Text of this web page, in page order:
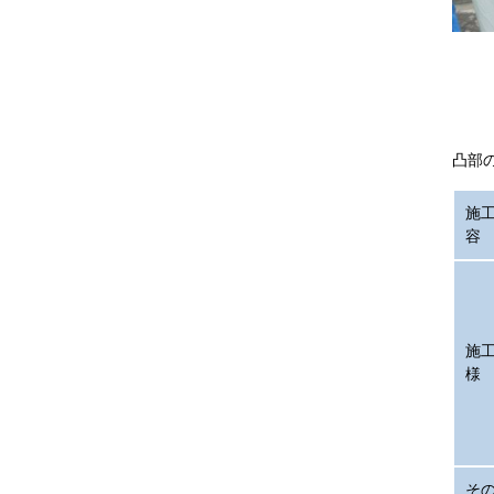
凸部
施
容
施
様
そ